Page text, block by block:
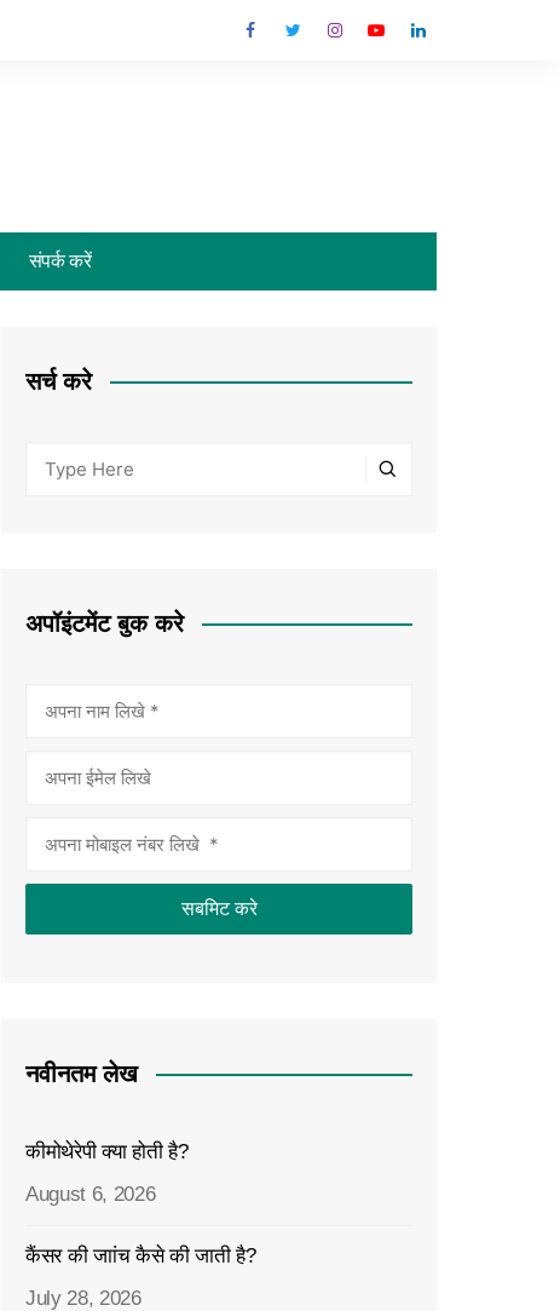
संपर्क करें
सर्च करे
अपॉइंटमेंट बुक करे
नवीनतम लेख
कीमोथेरेपी क्या होती है?
August 6, 2026
कैंसर की जाांच कैसे की जाती है?
July 28, 2026